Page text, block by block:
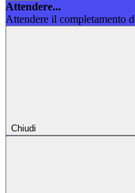
Attendere...
Attendere il completamento
Chiudi